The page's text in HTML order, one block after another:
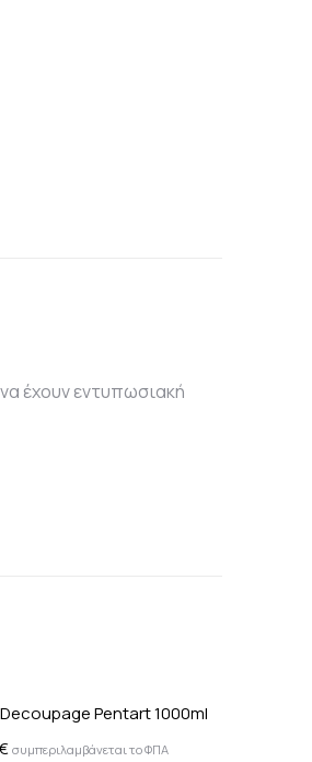
έχουν εντυπωσιακή
Pentart 1000ml
συμπεριλαμβάνεται το ΦΠΑ